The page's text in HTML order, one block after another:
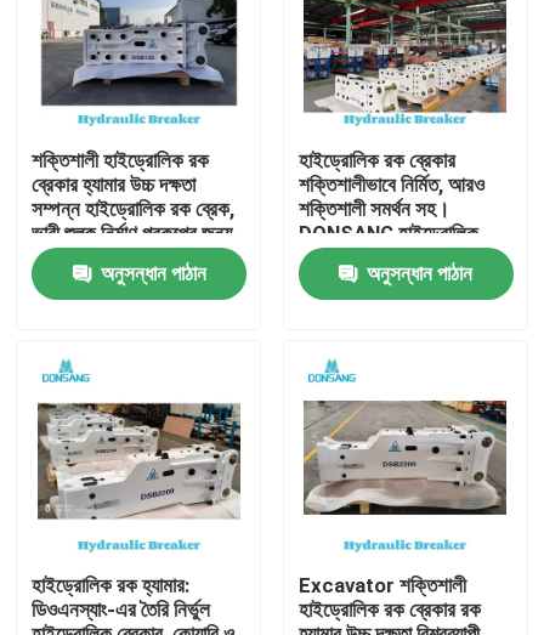
বাড়ি
VR প্রদর্শন
শক্তিশালী হাইড্রোলিক রক
ব্রেকার হ্যামার উচ্চ দক্ষতা
সম্পন্ন হাইড্রোলিক রক ব্রেক,
ভারী শুল্ক নির্মাণ প্রকল্পের জন্য,
পাথর ভাঙ্গা থেকে পুনর্ব্যবহার
পর্যন্ত DONSANG বহুমুখী
হাইড্রোলিক ব্রেকার, OEM
অনুসন্ধান পাঠান
হাইড্রোলিক রক ব্রেকার
শক্তিশালীভাবে নির্মিত, আরও
শক্তিশালী সমর্থন সহ।
DONSANG হাইড্রোলিক
ব্রেকার, ২৪/৭ বিশেষজ্ঞ সহায়তা
সহ। হাইড্রোলিক রক হ্যামার
অ্যাটাচমেন্ট, নির্মাণ যন্ত্রাংশ
অনুসন্ধান পাঠান
হাইড্রোলিক রক হ্যামার:
ডিওএনস্যাং-এর তৈরি নির্ভুল
Excavator শক্তিশালী
হাইড্রোলিক রক ব্রেকার রক